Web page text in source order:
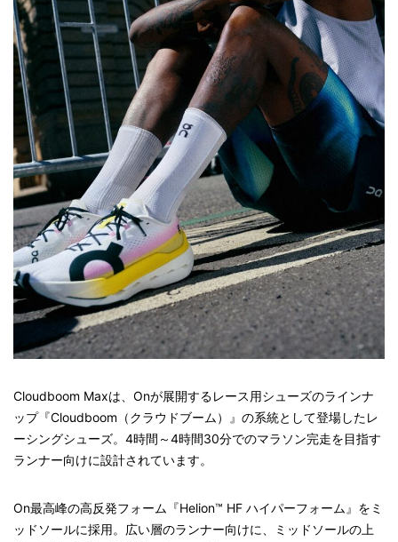
Cloudboom Maxは、Onが展開するレース用シューズのラインナ
ップ『Cloudboom（クラウドブーム）』の系統として登場したレ
ーシングシューズ。4時間～4時間30分でのマラソン完走を目指す
ランナー向けに設計されています。
On最高峰の高反発フォーム『Helion™ HF ハイパーフォーム』をミ
ッドソールに採用。広い層のランナー向けに、ミッドソールの上